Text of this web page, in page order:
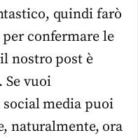
quindi farò
confermare le
nostro post è
vuoi
media puoi
naturalmente, ora